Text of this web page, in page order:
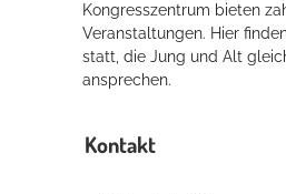
Kongresszentrum bieten
Veranstaltungen. Hier
statt, die Jung und Alt
ansprechen.
Kontakt